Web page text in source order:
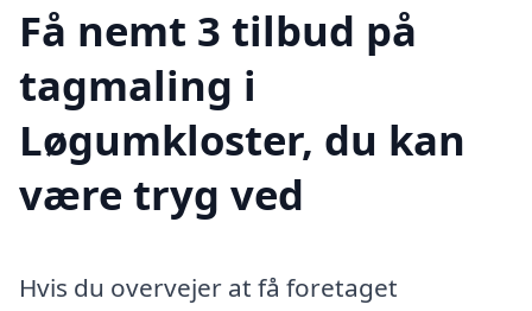
Få nemt 3 tilbud på
tagmaling i
Løgumkloster, du kan
være tryg ved
Hvis du overvejer at få foretaget